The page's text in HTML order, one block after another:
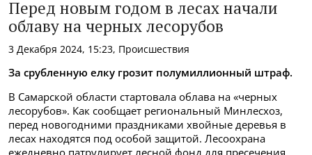
Перед новым годом в лесах начали
облаву на черных лесорубов
3 Декабря 2024, 15:23, Происшествия
За срубленную елку грозит полумиллионный штраф.
В Самарской области стартовала облава на «черных
лесорубов». Как сообщает региональный Минлесхоз,
перед новогодними праздниками хвойные деревья в
лесах находятся под особой защитой. Лесоохрана
ежедневно патрулирует лесной фонд для пресечения